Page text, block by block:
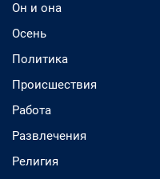
Он и она
Осень
Политика
Происшествия
Работа
Развлечения
Религия